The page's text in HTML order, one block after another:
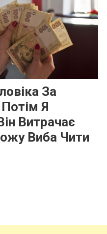
За
Я
Витрачає
Виба Чити